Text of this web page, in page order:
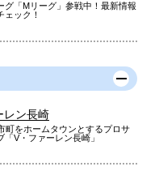
グ「Mリーグ」参戦中！最新情報
ェック！
レン長崎
町をホームタウンとするプロサ
「V・ファーレン長崎」